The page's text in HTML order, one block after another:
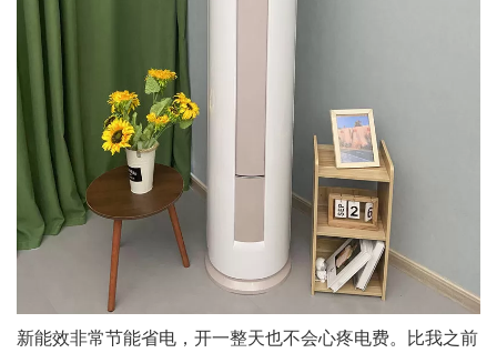
新能效非常节能省电，开一整天也不会心疼电费。比我之前